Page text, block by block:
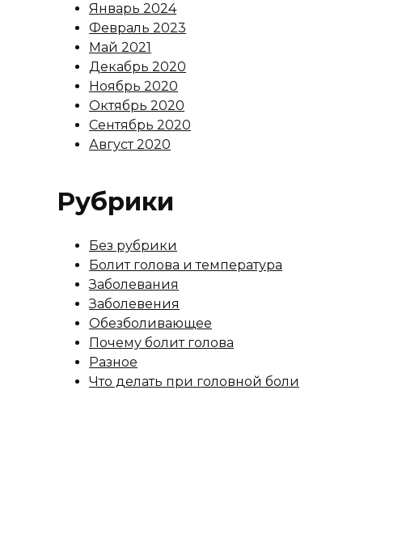
Январь 2024
Февраль 2023
Май 2021
Декабрь 2020
Ноябрь 2020
Октябрь 2020
Сентябрь 2020
Август 2020
Рубрики
Без рубрики
Болит голова и температура
Заболевания
Заболевения
Обезболивающее
Почему болит голова
Разное
Что делать при головной боли